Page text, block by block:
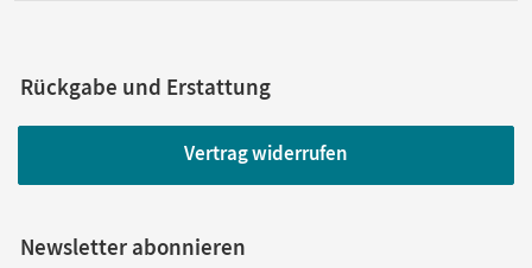
Rückgabe und Erstattung
Vertrag widerrufen
Newsletter abonnieren